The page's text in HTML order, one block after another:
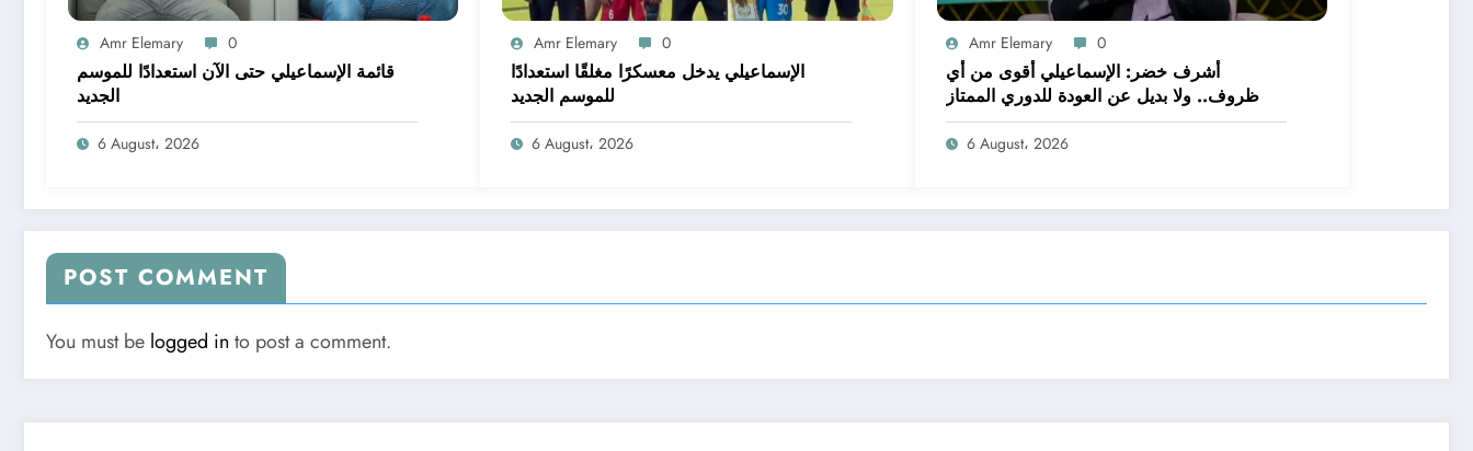
Amr Elemary 0
قائمة الإسماعيلي حتى الآن استعدادًا للموسم
الجديد
6 August، 2026
Amr Elemary 0
الإسماعيلي يدخل معسكرًا مغلقًا استعدادًا
للموسم الجديد
6 August، 2026
Amr Elemary 0
أشرف خضر: الإسماعيلي أقوى من أي
ظروف.. ولا بديل عن العودة للدوري الممتاز
6 August، 2026
POST COMMENT
You must be logged in to post a comment.